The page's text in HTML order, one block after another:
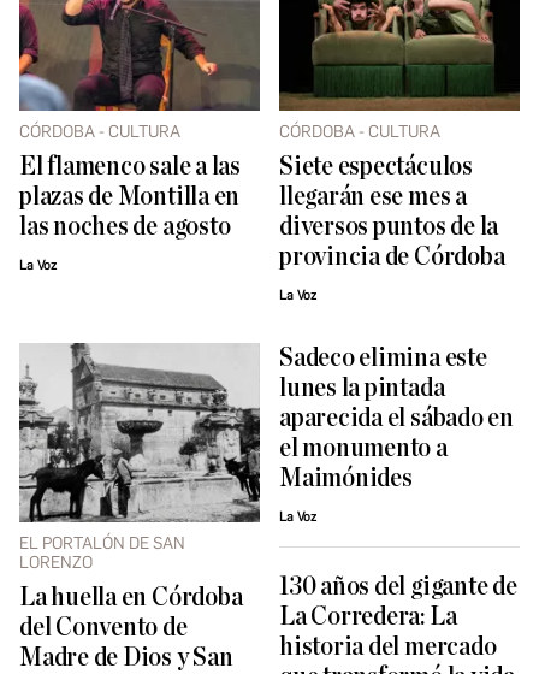
CÓRDOBA - CULTURA
El flamenco sale a las
plazas de Montilla en
las noches de agosto
La Voz
CÓRDOBA - CULTURA
Siete espectáculos
llegarán ese mes a
diversos puntos de la
provincia de Córdoba
La Voz
EL PORTALÓN DE SAN
LORENZO
La huella en Córdoba
del Convento de
Madre de Dios y San
Sadeco elimina este
lunes la pintada
aparecida el sábado en
el monumento a
Maimónides
La Voz
130 años del gigante de
La Corredera: La
historia del mercado